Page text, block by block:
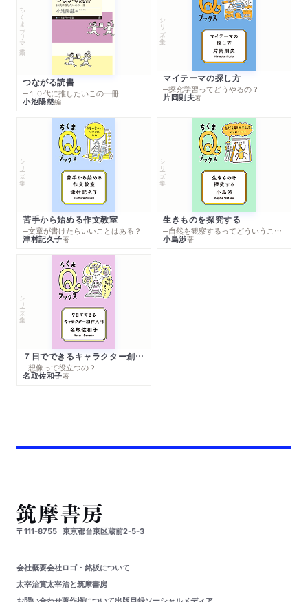
ちくまプリマー新書
つながる読書
─１０代に推したいこの一冊
小池陽慈編
シリーズ・全集
マイテーマの探し方
─探究学習ってどうやるの？
片岡則夫著
シリーズ・全集
苦手から始める作文教室
─文章が書けたらいいことはある？
津村記久子著
シリーズ・全集
生きものを探究する
─自然を観察するってどういうこと？
小島渉著
シリーズ・全集
７日でできるキャラクター創作入門
─想像って役立つの？
名取佐和子著
〒111-8755 東京都台東区蔵前2-5-3
会社概要会社ロゴ・銘板について
太宰治賞太宰治と筑摩書房